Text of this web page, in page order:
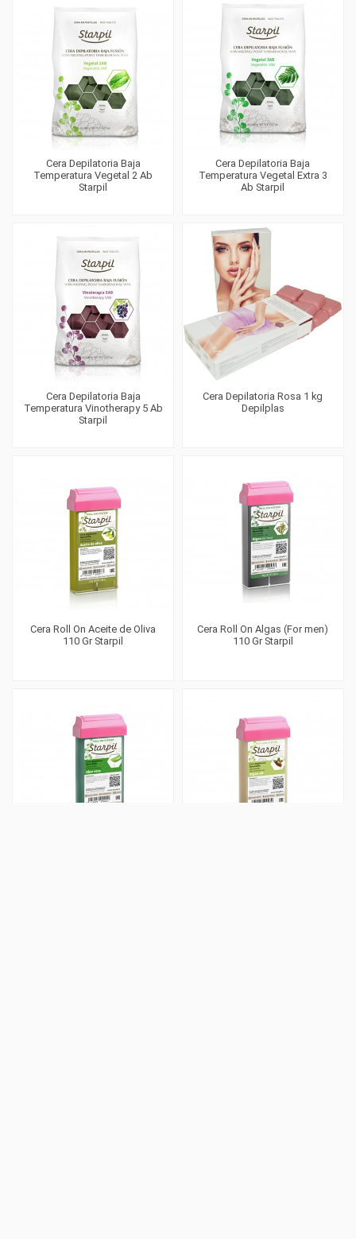
Cera Depilatoria Baja
Temperatura Vegetal 2 Ab
Starpil
Cera Depilatoria Baja
Temperatura Vegetal Extra 3
Ab Starpil
Cera Depilatoria Baja
Temperatura Vinotherapy 5 Ab
Starpil
Cera Depilatoria Rosa 1 kg
Depilplas
Cera Roll On Aceite de Oliva
110 Gr Starpil
Cera Roll On Algas (For men)
110 Gr Starpil